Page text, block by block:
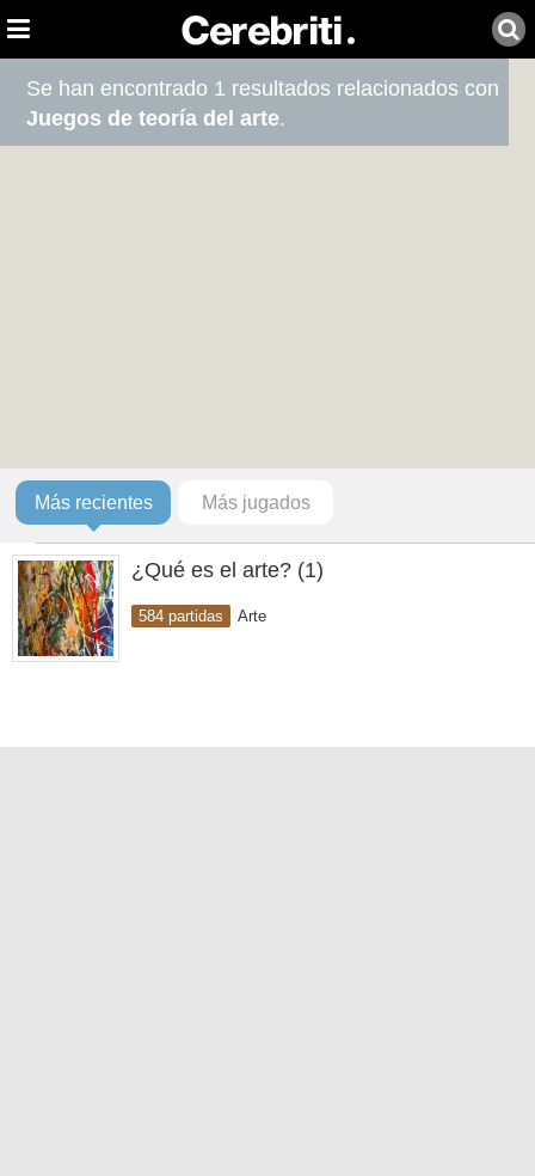
Se han encontrado 1 resultados relacionados con
Juegos de teoría del arte.
Más recientes Más jugados
¿Qué es el arte? (1)
584 partidas Arte